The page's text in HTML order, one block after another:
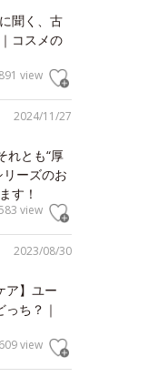
聞く、古
コスメの
view
2024/11/27
れとも“厚
リーズのお
す！
view
2023/08/30
ア】ユー
ち？｜
view